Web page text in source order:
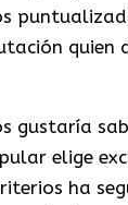
quien
gustaría
elige
ha